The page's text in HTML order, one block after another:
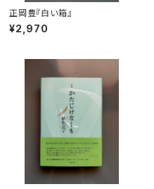
正岡豊『白い箱』
¥2,970